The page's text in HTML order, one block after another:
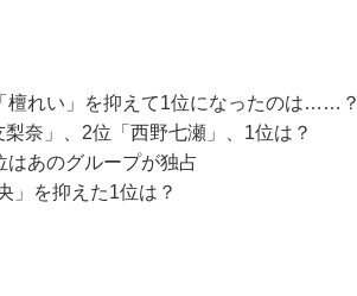
檀れい」を抑えて1位になったのは……？
奈」、2位「西野七瀬」、1位は？
はあのグループが独占
」を抑えた1位は？